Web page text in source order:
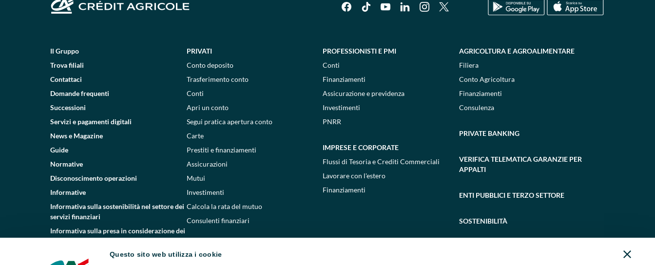
Questo sito web utilizza i cookie
Il Gruppo
Trova filiali
Contattaci
Domande frequenti
Successioni
Servizi e pagamenti digitali
News e Magazine
Guide
Normative
Disconoscimento operazioni
Informative
Informativa sulla sostenibilità nel settore dei
servizi finanziari
Informativa sulla presa in considerazione dei
PRIVATI
Conto deposito
Trasferimento conto
Conti
Apri un conto
Segui pratica apertura conto
Carte
Prestiti e finanziamenti
Assicurazioni
Mutui
Investimenti
Calcola la rata del mutuo
Consulenti finanziari
PROFESSIONISTI E PMI
Conti
Finanziamenti
Assicurazione e previdenza
Investimenti
PNRR
IMPRESE E CORPORATE
Flussi di Tesoria e Crediti Commerciali
Lavorare con l'estero
Finanziamenti
AGRICOLTURA E AGROALIMENTARE
Filiera
Conto Agricoltura
Finanziamenti
Consulenza
PRIVATE BANKING
VERIFICA TELEMATICA GARANZIE PER
APPALTI
ENTI PUBBLICI E TERZO SETTORE
SOSTENIBILITÀ